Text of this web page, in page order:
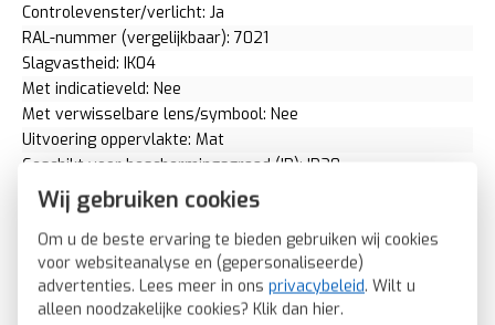
Wij gebruiken cookies
Om u de beste ervaring te bieden gebruiken wij cookies
voor websiteanalyse en (gepersonaliseerde)
advertenties. Lees meer in ons privacybeleid. Wilt u
alleen noodzakelijke cookies? Klik dan hier.
Controlevenster/verlicht: Ja
RAL-nummer (vergelijkbaar): 7021
Slagvastheid: IK04
Met indicatieveld: Nee
Met verwisselbare lens/symbool: Nee
Uitvoering oppervlakte: Mat
Geschikt voor beschermingsgraad (IP): IP20
Geschikt voor bussysteem-toetsaansluiting: Nee
Aftastsymbool / barrièrevrij: Nee
Antibacteriële behandeling: Nee
Hager Berker knop met controlevenster voor
bedieningselement 2-voudig A1/A8/C1/C8 antraciet mat